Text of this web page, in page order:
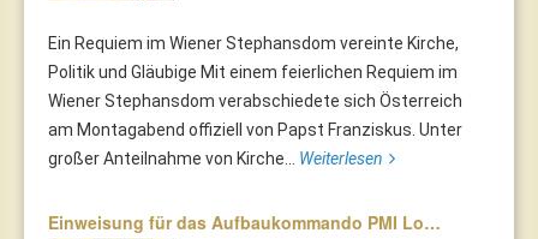
Ein Requiem im Wiener Stephansdom vereinte Kirche,
Politik und Gläubige Mit einem feierlichen Requiem im
Wiener Stephansdom verabschiedete sich Österreich
am Montagabend offiziell von Papst Franziskus. Unter
großer Anteilnahme von Kirche... Weiterlesen
Einweisung für das Aufbaukommando PMI Lo…